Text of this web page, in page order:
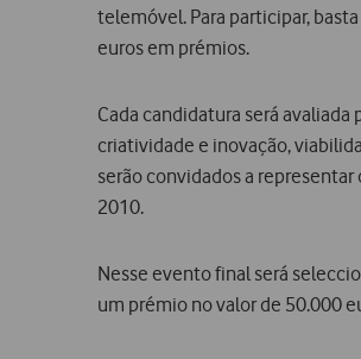
telemóvel. Para participar,
euros em prémios.
Cada candidatura será
criatividade e inovação,
serão convidados a
2010.
Nesse evento final será
um prémio no valor de 50.000